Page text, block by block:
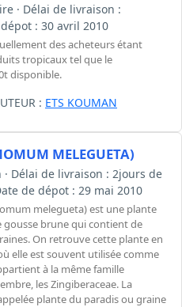
· Délai de livraison :
: 30 avril 2010
des acheteurs étant
tropicaux tel que le
disponible.
: ETS KOUMAN
MELEGUETA)
Délai de livraison : 2jours de
de dépot : 29 mai 2010
melegueta) est une plante
brune qui contient de
On retrouve cette plante en
elle est souvent utilisée comme
à la même famille
les Zingiberaceae. La
plante du paradis ou graine